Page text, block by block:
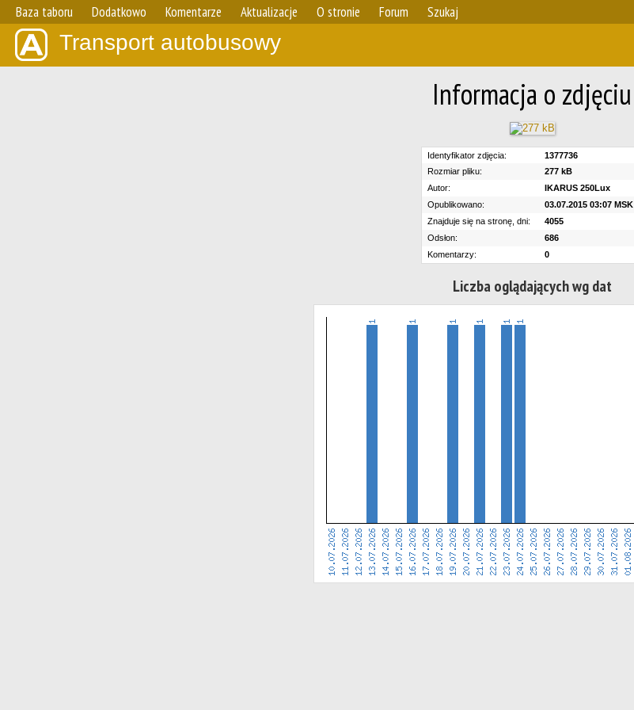
Baza taboru Dodatkowo Komentarze Aktualizacje O stronie Forum Szukaj
Transport autobusowy
Informacja o zdjęciu
Identyfikator zdjęcia:
1377736
Rozmiar pliku:
277 kB
Autor:
IKARUS 250Lux
Opublikowano:
03.07.2015 03:07 MSK
Znajduje się na stronę, dni:
4055
Odsłon:
686
Komentarzy:
0
Liczba oglądających wg dat